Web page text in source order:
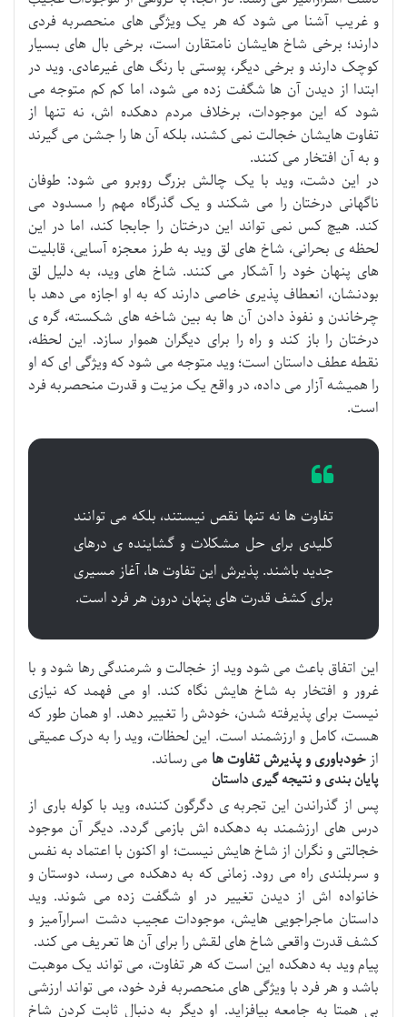
و غریب آشنا می شود که هر یک ویژگی های منحصربه فردی
دارند؛ برخی شاخ هایشان نامتقارن است، برخی بال های بسیار
کوچک دارند و برخی دیگر، پوستی با رنگ های غیرعادی. وید در
ابتدا از دیدن آن ها شگفت زده می شود، اما کم کم متوجه می
شود که این موجودات، برخلاف مردم دهکده اش، نه تنها از
تفاوت هایشان خجالت نمی کشند، بلکه آن ها را جشن می گیرند
و به آن افتخار می کنند.
در این دشت، وید با یک چالش بزرگ روبرو می شود: طوفان
ناگهانی درختان را می شکند و یک گذرگاه مهم را مسدود می
کند. هیچ کس نمی تواند این درختان را جابجا کند، اما در این
لحظه ی بحرانی، شاخ های لق وید به طرز معجزه آسایی، قابلیت
های پنهان خود را آشکار می کنند. شاخ های وید، به دلیل لق
بودنشان، انعطاف پذیری خاصی دارند که به او اجازه می دهد با
چرخاندن و نفوذ دادن آن ها به بین شاخه های شکسته، گره ی
درختان را باز کند و راه را برای دیگران هموار سازد. این لحظه،
نقطه عطف داستان است؛ وید متوجه می شود که ویژگی ای که او
را همیشه آزار می داده، در واقع یک مزیت و قدرت منحصربه فرد
است.
تفاوت ها نه تنها نقص نیستند، بلکه می توانند
کلیدی برای حل مشکلات و گشاینده ی درهای
جدید باشند. پذیرش این تفاوت ها، آغاز مسیری
برای کشف قدرت های پنهان درون هر فرد است.
این اتفاق باعث می شود وید از خجالت و شرمندگی رها شود و با
غرور و افتخار به شاخ هایش نگاه کند. او می فهمد که نیازی
نیست برای پذیرفته شدن، خودش را تغییر دهد. او همان طور که
هست، کامل و ارزشمند است. این لحظات، وید را به درک عمیقی
ازخودباوری و پذیرش تفاوت ها می رساند.
پایان بندی و نتیجه گیری داستان
پس از گذراندن این تجربه ی دگرگون کننده، وید با کوله باری از
درس های ارزشمند به دهکده اش بازمی گردد. دیگر آن موجود
خجالتی و نگران از شاخ هایش نیست؛ او اکنون با اعتماد به نفس
و سربلندی راه می رود. زمانی که به دهکده می رسد، دوستان و
خانواده اش از دیدن تغییر در او شگفت زده می شوند. وید
داستان ماجراجویی هایش، موجودات عجیب دشت اسرارآمیز و
کشف قدرت واقعی شاخ های لقش را برای آن ها تعریف می کند.
پیام وید به دهکده این است که هر تفاوت، می تواند یک موهبت
باشد و هر فرد با ویژگی های منحصربه فرد خود، می تواند ارزشی
بی همتا به جامعه بیافزاید. او دیگر به دنبال ثابت کردن شاخ